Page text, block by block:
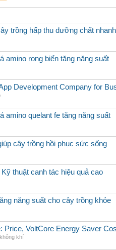
trồng hấp thu dưỡng chất nhanh
amino rong biển tăng năng suất
Development Company for
amino quelant fe tăng năng suất
cây trồng hồi phục sức sống
thuật canh tác hiệu quả cao
năng suất cho cây trồng khỏe
Price, VoltCore Energy Saver
khí